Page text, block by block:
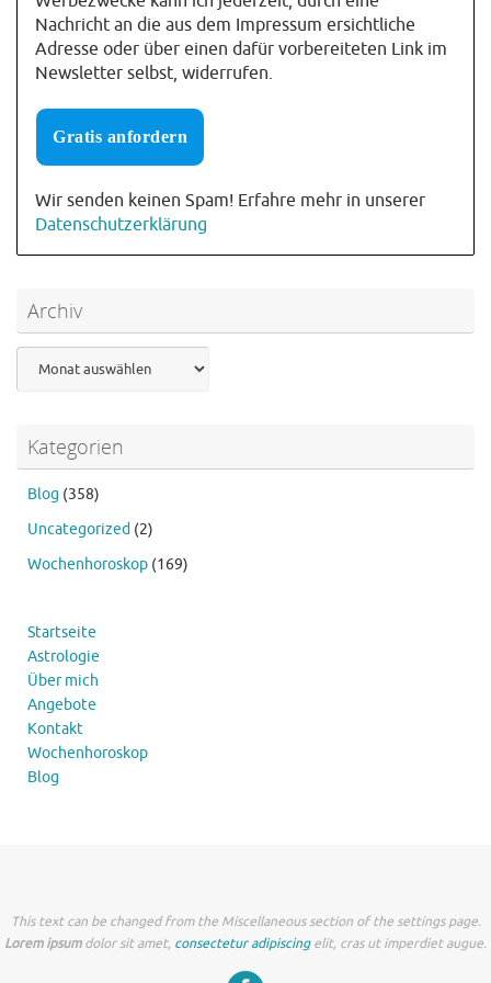
Nachricht an die aus dem Impressum ersichtliche
Adresse oder über einen dafür vorbereiteten Link im
Newsletter selbst, widerrufen.
Wir senden keinen Spam! Erfahre mehr in unserer
Datenschutzerklärung
Archiv
Kategorien
Blog (358)
Uncategorized (2)
Wochenhoroskop (169)
Startseite
Astrologie
Über mich
Angebote
Kontakt
Wochenhoroskop
Blog
This text can be changed from the Miscellaneous section of the settings page.
Lorem ipsumdolor sit amet, consectetur adipiscingelit, cras ut imperdiet augue.